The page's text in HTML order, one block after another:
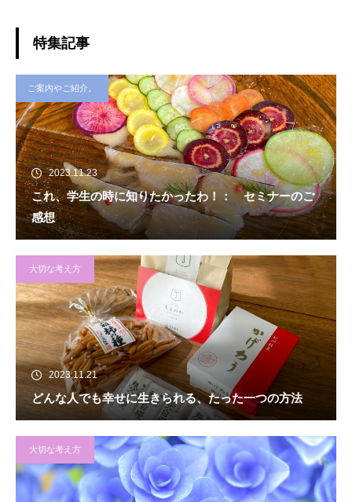
特集記事
ご案内やご紹介。
2023.11.23
これ、学生の時に知りたかったわ！： セミナーのご
感想
大切な考え方
2023.11.21
どんな人でも幸せに生きられる、たった一つの方法
大切な考え方